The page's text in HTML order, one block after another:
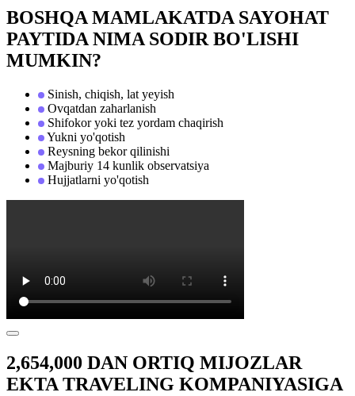
BOSHQA MAMLAKATDA SAYOHAT
PAYTIDA NIMA SODIR BO'LISHI
MUMKIN?
Sinish, chiqish, lat yeyish
Ovqatdan zaharlanish
Shifokor yoki tez yordam chaqirish
Yukni yo'qotish
Reysning bekor qilinishi
Majburiy 14 kunlik observatsiya
Hujjatlarni yo'qotish
2,654,000 DAN ORTIQ MIJOZLAR
EKTA TRAVELING KOMPANIYASIGA